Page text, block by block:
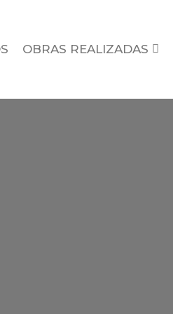
OBRAS REALIZADAS